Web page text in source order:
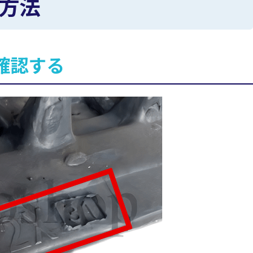
認する